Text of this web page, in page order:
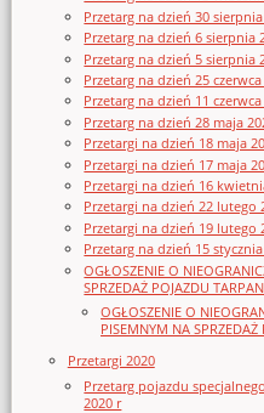
Przetarg na dzień 30
Przetarg na dzień 6 sierpnia
Przetarg na dzień 5 sierpnia
Przetarg na dzień 25 czerwca
Przetarg na dzień 11
Przetarg na dzień 28 maja
Przetargi na dzień 18 maja
Przetargi na dzień 17 maja
Przetargi na dzień 16
Przetargi na dzień 22 lutego
Przetargi na dzień 19 lutego
Przetarg na dzień 15
OGŁOSZENIE O
SPRZEDAŻ POJAZDU
OGŁOSZENIE O
PISEMNYM NA
Przetargi 2020
Przetarg pojazdu
2020 r